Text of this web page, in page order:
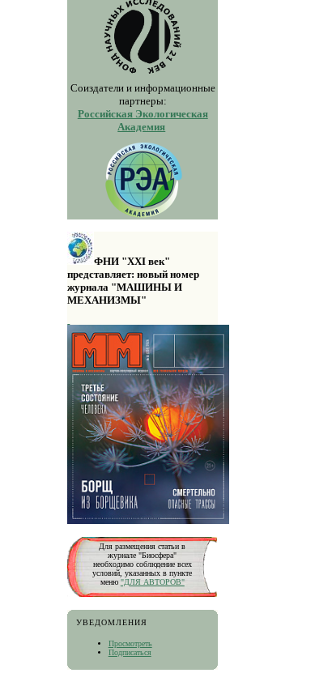
Соиздатели и информационные
партнеры:
Российская Экологическая
Академия
ФНИ "XXI век"
представляет: новый номер
журнала "МАШИНЫ И
МЕХАНИЗМЫ"
Для размещения статьи в
журнале "Биосфера"
необходимо соблюдение всех
условий, указанных в пункте
меню "ДЛЯ АВТОРОВ"
УВЕДОМЛЕНИЯ
Просмотреть
Подписаться